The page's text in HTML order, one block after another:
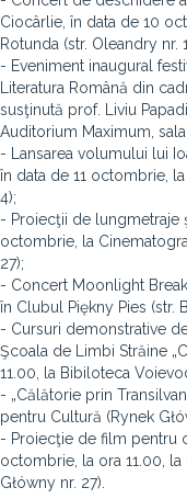
Ciocârlie, în data de 10
Rotunda (str. Oleandry nr.
- Eveniment inaugural
Literatura Română din
susţinută prof. Liviu
Auditorium Maximum,
- Lansarea volumului lui
în data de 11 octombrie, la
4);
- Proiecţii de lungmetraje
octombrie, la
27);
- Concert Moonlight
în Clubul Piękny Pies (str.
- Cursuri demonstrative
Şcoala de Limbi Străine
11.00, la Bibiloteca
- „Călătorie prin
pentru Cultură (Rynek
- Proiecţie de film pentru
octombrie, la ora 11.00,
Główny nr. 27).